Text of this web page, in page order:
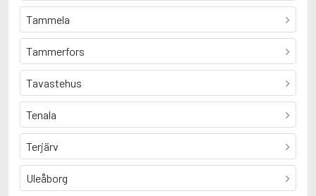
Tammela
Tammerfors
Tavastehus
Tenala
Terjärv
Uleåborg